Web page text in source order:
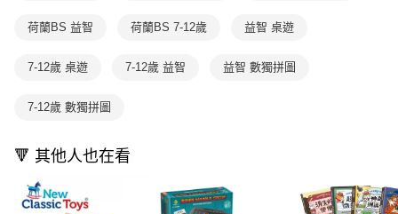
用戶於交易時，得透過本服務購買商品或服務，並由商店將買賣／分期付款
資料（包含姓名、電話或地址）提供予台灣大哥大進項蒐集、處理及利用，
3.完整用戶服務條款，請詳閱以下連結：
購買商品的店家。未經商家同意取消之訂單仍視為有效，需透過AFTEE先享
※ 交易是否成功請以「AFTEE先享後付 」之結帳頁面顯示為準，若有關於
易，需依本服務之必要範圍內提供個人資料，並將交易相關給付款項請求債
２．關於個人資料處理事宜，請瀏覽以下網址：
https://aftee.tw/terms/#terms3
每筆NT$70，滿NT$800(含以上)免運費
離島宅配（澎湖、金門、馬祖、小琉球；不適用於郵局i郵箱）
荷蘭BS 益智 荷蘭BS 7-12歲 益智 桌遊
7-12歲 桌遊 7-12歲 益智 益智 數獨拼圖
7-12歲 數獨拼圖
🔻 其他人也在看